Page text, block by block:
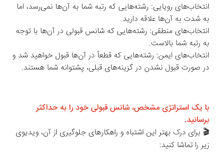
انتخاب‌های رویایی: رشته‌هایی که رتبه شما به آن‌ها نمی‌رسد، اما
به شدت به آن‌ها علاقه دارید.
انتخاب‌های منطقی: رشته‌هایی که شانس قبولی در آن‌ها با توجه
به رتبه شما بالاست.
انتخاب‌های ایمن: رشته‌هایی که قطعاً در آن‌ها قبول خواهید شد و
در صورت قبول نشدن در گزینه‌های قبلی، پشتوانه شما هستند.
با یک استراتژی مشخص، شانس قبولی خود را به حداکثر
برسانید.
🎬 برای درک بهتر این اشتباه و راهکارهای جلوگیری از آن، ویدیوی
زیر را تماشا کنید: